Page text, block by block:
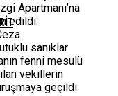
Apartmanı’na
edildi.
sanıklar
fenni mesulü
vekillerin
geçildi.